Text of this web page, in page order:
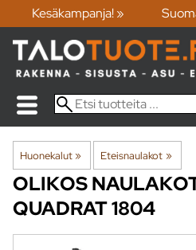
Kesäkampanja! »
Huonekalut‪» Eteisnaulakot ‪»
OLIKOS
QUADRAT 1804